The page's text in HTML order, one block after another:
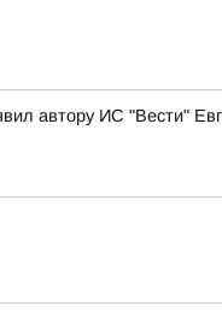
автору ИС "Вести"